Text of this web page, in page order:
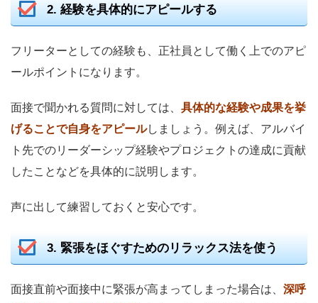
2. 経験を具体的にアピールする
フリーターとしての経験も、正社員として働く上でのアピ
ールポイントになります。
面接で聞かれる質問に対しては、 具体的な経験や成果を挙
げることで自身をアピールしましょう。例えば、アルバイ
ト先でのリーダーシップ経験やプロジェクトの達成に貢献
したことなどを具体的に説明します。
声に出して練習しておくと安心です。
3. 緊張をほぐすためのリラックス法を使う
面接直前や面接中に緊張が高まってしまった場合は、 深呼